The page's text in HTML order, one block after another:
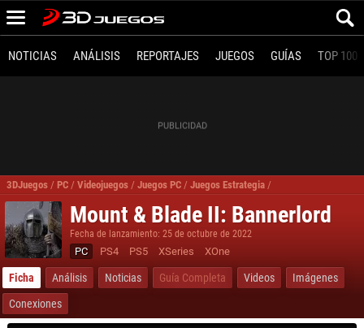
NOTICIAS ANÁLISIS REPORTAJES JUEGOS GUÍAS TOP 100
3DJuegos / PC / Videojuegos / Juegos PC / Juegos Estrategia /
Mount & Blade II: Bannerlord
Fecha de lanzamiento: 25 de octubre de 2022
PC PS4 PS5 XSeries XOne
Ficha Análisis Noticias Guía Completa Videos
Imágenes
Conexiones